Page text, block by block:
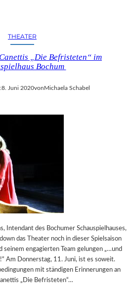
THEATER
„Die Befristeten“ im
Bochum
8. Juni 2020vonMichaela Schabel
Intendant des Bochumer Schauspielhauses,
das Theater noch in dieser Spielsaison
engagierten Team gelungen „…und
Am Donnerstag, 11. Juni, ist es soweit.
mit ständigen Erinnerungen an
„Die Befristeten“…